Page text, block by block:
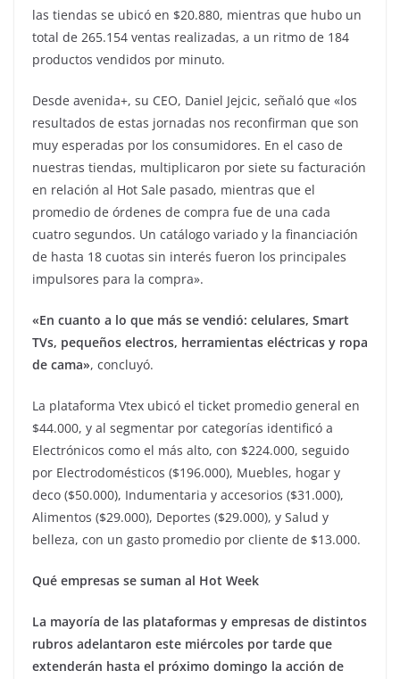
las tiendas se ubicó en $20.880, mientras que hubo un
total de 265.154 ventas realizadas, a un ritmo de 184
productos vendidos por minuto.
Desde avenida+, su CEO, Daniel Jejcic, señaló que «los
resultados de estas jornadas nos reconfirman que son
muy esperadas por los consumidores. En el caso de
nuestras tiendas, multiplicaron por siete su facturación
en relación al Hot Sale pasado, mientras que el
promedio de órdenes de compra fue de una cada
cuatro segundos. Un catálogo variado y la financiación
de hasta 18 cuotas sin interés fueron los principales
impulsores para la compra».
«En cuanto a lo que más se vendió: celulares, Smart
TVs, pequeños electros, herramientas eléctricas y ropa
de cama», concluyó.
La plataforma Vtex ubicó el ticket promedio general en
$44.000, y al segmentar por categorías identificó a
Electrónicos como el más alto, con $224.000, seguido
por Electrodomésticos ($196.000), Muebles, hogar y
deco ($50.000), Indumentaria y accesorios ($31.000),
Alimentos ($29.000), Deportes ($29.000), y Salud y
belleza, con un gasto promedio por cliente de $13.000.
Qué empresas se suman al Hot Week
La mayoría de las plataformas y empresas de distintos
rubros adelantaron este miércoles por tarde que
extenderán hasta el próximo domingo la acción de